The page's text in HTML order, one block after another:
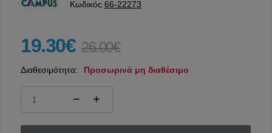
Κωδικός 66-22273
19.30€ 26.00€
Διαθεσιμότητα: Προσωρινά μη διαθέσιμο